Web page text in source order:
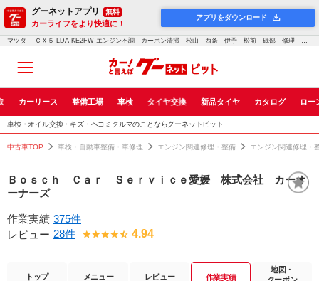
グーネットアプリ 無料
カーライフをより快適に！
アプリをダウンロード
マツダ ＣＸ５ LDA-KE2FW エンジン不調 カーボン清掃 松山 西条 伊予 松前 砥部 修理 車検 点検 鈑金 塗装 輸入車 愛媛1646 ｜車検・点検・修理のグーネットピット
カーリース 整備工場 車検 タイヤ交換 新品タイヤ カタログ ロー
車検・オイル交換・キズ・ヘコミクルマのことならグーネットピット
中古車TOP 車検・自動車整備・車修理 エンジン関連修理・整備 エンジン関連修理・
Ｂｏｓｃｈ Ｃａｒ Ｓｅｒｖｉｃｅ愛媛 株式会社 カーオ
ーナーズ
作業実績 375件
レビュー 28件 4.94
トップ メニュー レビュー 作業実績
地図・